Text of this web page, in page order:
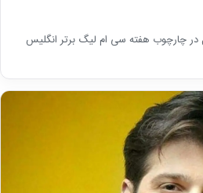
چارچوب هفته سی ام لیگ برتر انگلیس